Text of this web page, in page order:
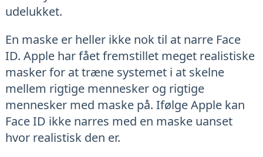
udelukket.
En maske er heller ikke nok til at narre Face
ID. Apple har fået fremstillet meget realistiske
masker for at træne systemet i at skelne
mellem rigtige mennesker og rigtige
mennesker med maske på. Ifølge Apple kan
Face ID ikke narres med en maske uanset
hvor realistisk den er.